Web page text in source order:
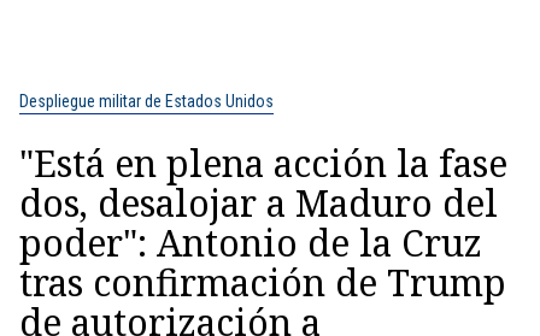
Despliegue militar de Estados Unidos
"Está en plena acción la fase
dos, desalojar a Maduro del
poder": Antonio de la Cruz
tras confirmación de Trump
de autorización a